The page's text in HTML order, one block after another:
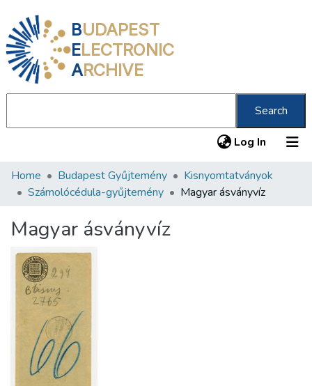
BUDAPEST
ELECTRONIC
ARCHIVE
Search
Log In (current)
Communities & Collections
Statistics
About us
Home Budapest Gyűjtemény
Kisnyomtatványok
Számolócédula-gyűjtemény
Magyar ásványvíz
Magyar ásványvíz